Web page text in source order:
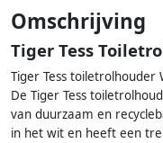
Omschrijving
Tiger Tess
Tiger Tess toiletrolhouder
De Tiger Tess
van duurzaam en
in het wit en heeft een